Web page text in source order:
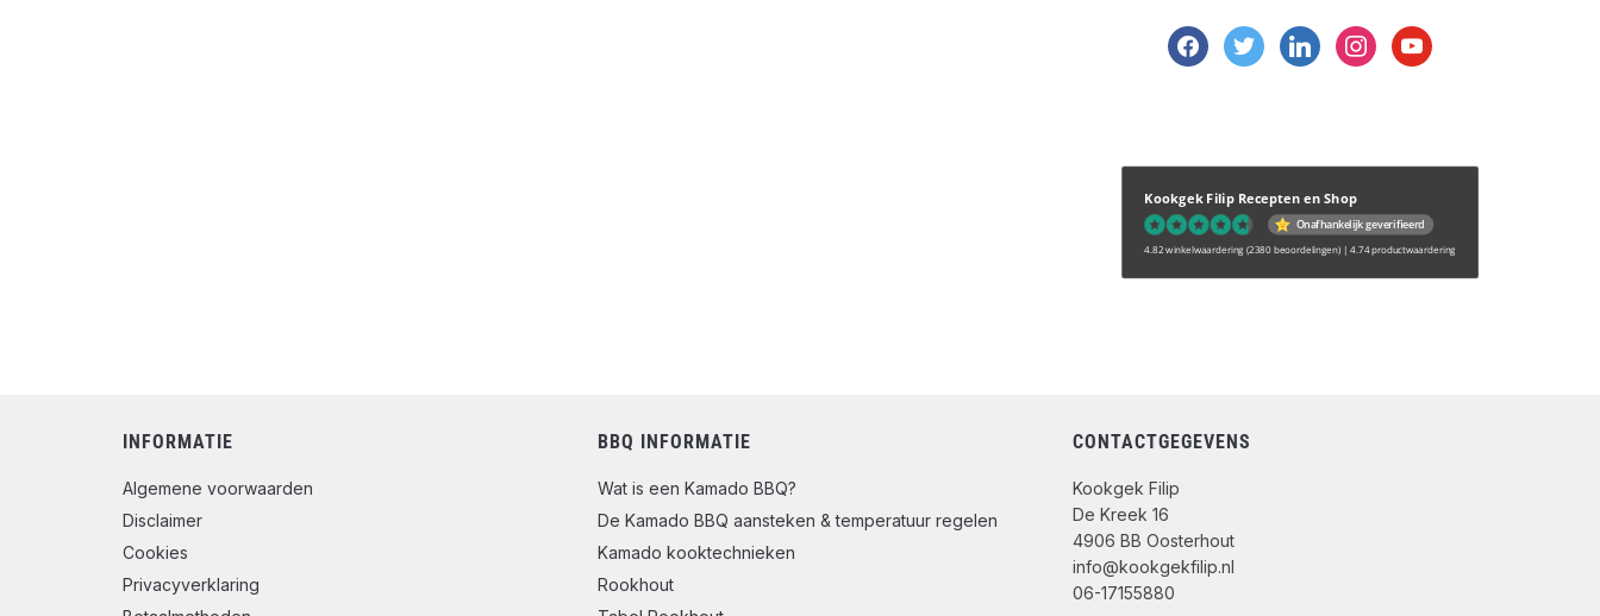
facebook
twitter linkedininstagramyoutube
Kookgek Filip Recepten en Shop
Onafhankelijk geverifieerd
4.82 winkelwaardering (2380 beoordelingen) |4.74 productwaardering
INFORMATIE
Algemene voorwaarden
Disclaimer
Cookies
Privacyverklaring
BBQ INFORMATIE
Wat is een Kamado BBQ?
De Kamado BBQ aansteken & temperatuur regelen
Kamado kooktechnieken
Rookhout
CONTACTGEGEVENS
Kookgek Filip
De Kreek 16
4906 BB Oosterhout
info@kookgekfilip.nl
06-17155880